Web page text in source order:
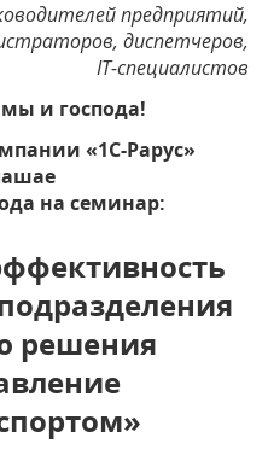
предприятий,
диспетчеров,
IT-специалистов
и господа!
«1С-Рарус»
на семинар:
решения